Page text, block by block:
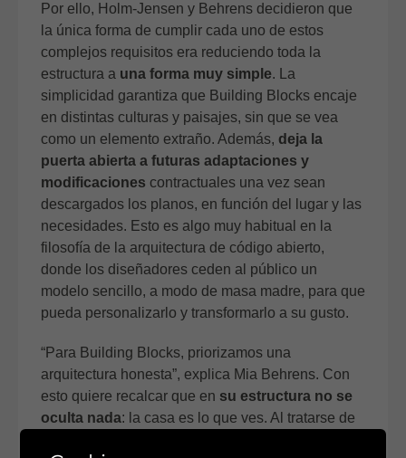
Por ello, Holm-Jensen y Behrens decidieron que
la única forma de cumplir cada uno de estos
complejos requisitos era reduciendo toda la
estructura a una forma muy simple. La
simplicidad garantiza que Building Blocks encaje
en distintas culturas y paisajes, sin que se vea
como un elemento extraño. Además, deja la
puerta abierta a futuras adaptaciones y
modificaciones contractuales una vez sean
descargados los planos, en función del lugar y las
necesidades. Esto es algo muy habitual en la
filosofía de la arquitectura de código abierto,
donde los diseñadores ceden al público un
modelo sencillo, a modo de masa madre, para que
pueda personalizarlo y transformarlo a su gusto.
“Para Building Blocks, priorizamos una
arquitectura honesta”, explica Mia Behrens. Con
esto quiere recalcar que en su estructura no se
oculta nada: la casa es lo que ves. Al tratarse de